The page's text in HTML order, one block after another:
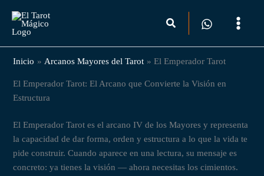
contenido
Buscar
Inicio Arcanos Mayores del Tarot El Emperador Tarot
El Emperador Tarot: El Arcano que Convierte la Visión en
Estructura
El Emperador Tarot es el arcano IV de los Mayores y representa
la capacidad de dar forma, orden y estructura a lo que la vida te
pide construir. Cuando aparece en una lectura, su mensaje es
concreto: ya tienes la visión — ahora necesitas los cimientos.